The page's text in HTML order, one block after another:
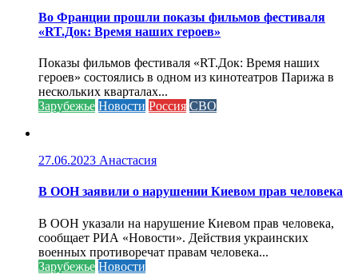
Во Франции прошли показы фильмов фестиваля
«RT.Док: Время наших героев»
Показы фильмов фестиваля «RT.Док: Время наших
героев» состоялись в одном из кинотеатров Парижа в
нескольких кварталах...
Зарубежье Новости Россия СВО
27.06.2023 Анастасия
В ООН заявили о нарушении Киевом прав человека
В ООН указали на нарушение Киевом прав человека,
сообщает РИА «Новости». Действия украинских
военных противоречат правам человека...
Зарубежье Новости